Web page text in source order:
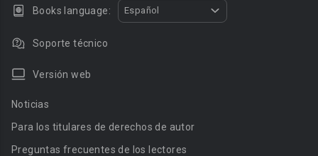
Books language: Español
Soporte técnico
Versión web
Noticias
Para los titulares de derechos de autor
Preguntas frecuentes de los lectores